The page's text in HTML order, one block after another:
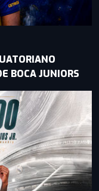
BOCA JUNIORS